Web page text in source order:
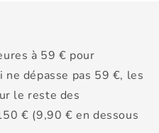
à 59 € pour
dépasse pas 59 €, les
le reste des
€ (9,90 € en dessous